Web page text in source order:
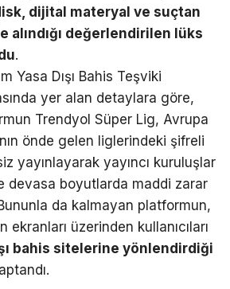
dijital materyal ve suçtan
alındığı değerlendirilen lüks
.
Yasa Dışı Bahis Teşviki
yer alan detaylara göre,
Trendyol Süper Lig, Avrupa
önde gelen liglerindeki şifreli
yayınlayarak yayıncı kuruluşlar
devasa boyutlarda maddi zarar
da kalmayan platformun,
ekranları üzerinden kullanıcıları
bahis sitelerine yönlendirdiği